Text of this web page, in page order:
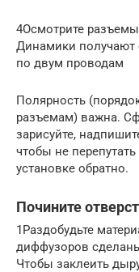
4Осмотрите
Динамики получают
по двум проводам
Полярность
разъемам) важна.
зарисуйте,
чтобы не
установке обратно.
Почините
1Раздобудьте
диффузоров
Чтобы заклеить